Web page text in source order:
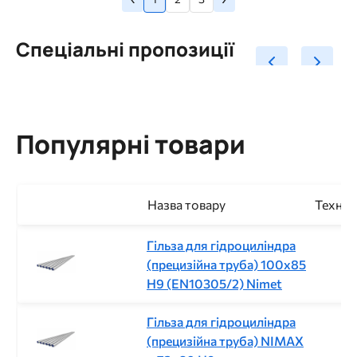
Спеціальні пропозиції
Популярні товари
Назва товару
Гільза для гідроциліндра
(прецизійна труба) 100x85
H9 (EN10305/2) Nimet
Гільза для гідроциліндра
(прецизійна труба) NIMAX